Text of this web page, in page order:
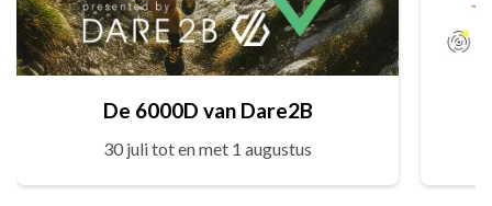
De 6000D van Dare2B
30 juli tot en met 1 augustus